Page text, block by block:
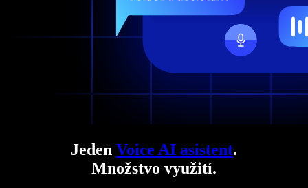
Jeden Voice AI asistent.
Množstvo využití.